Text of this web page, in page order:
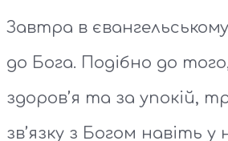
Завтра в
до Бога. Подібно до
здоров’я та за упокій,
зв’язку з Богом навіть у